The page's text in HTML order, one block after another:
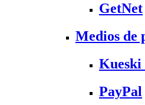
GetNet
Medios de
Kueski
PayPal